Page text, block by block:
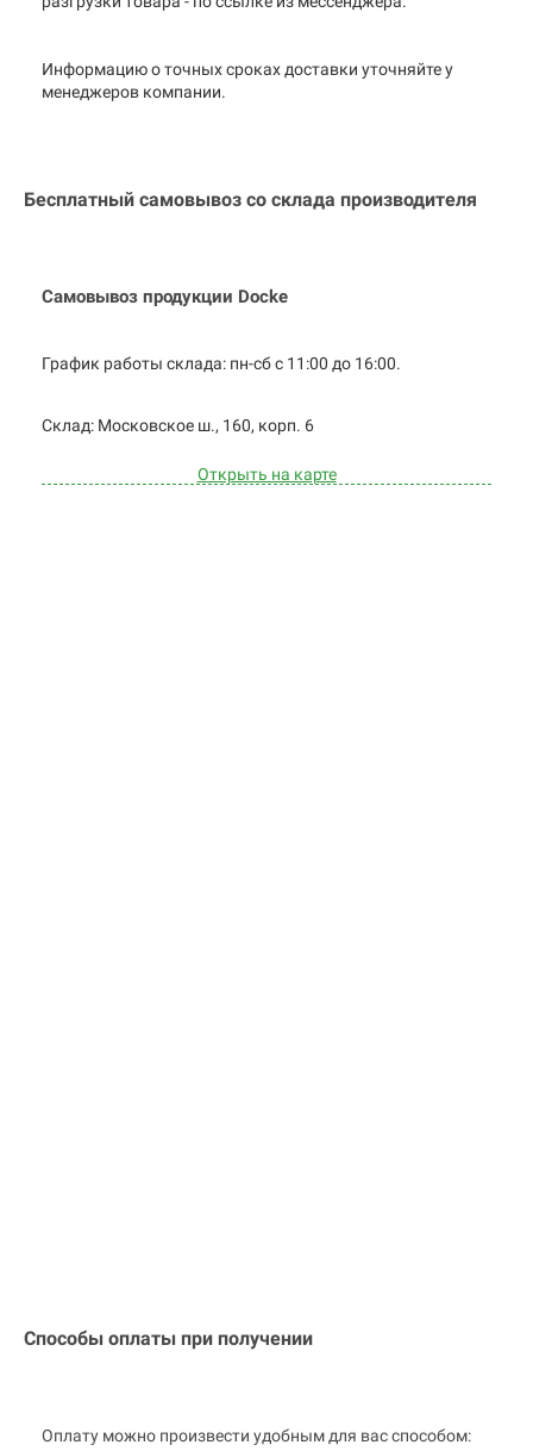
Информацию о точных сроках доставки уточняйте у
менеджеров компании.
Бесплатный самовывоз со склада производителя
Самовывоз продукции Docke
График работы склада: пн-сб с 11:00 до 16:00.
Cклад: Московское ш., 160, корп. 6
Открыть на карте
Способы оплаты при получении
Оплату можно произвести удобным для вас способом: